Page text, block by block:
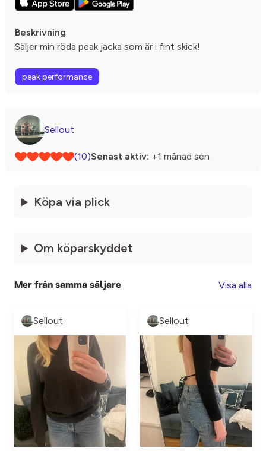
Beskrivning
Säljer min röda peak jacka som är i fint skick!
peak performance
Sellout
(10)Senast aktiv: +1 månad sen
Köpa via plick
Om köparskyddet
Mer från samma säljare Visa alla
Sellout Sellout